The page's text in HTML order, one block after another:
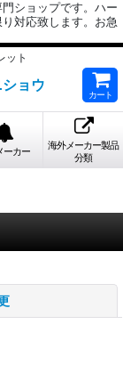
ショップです。ハー
対応致します。お急
ット
ョウ
カート
ーカー
海外メーカー製品
分類